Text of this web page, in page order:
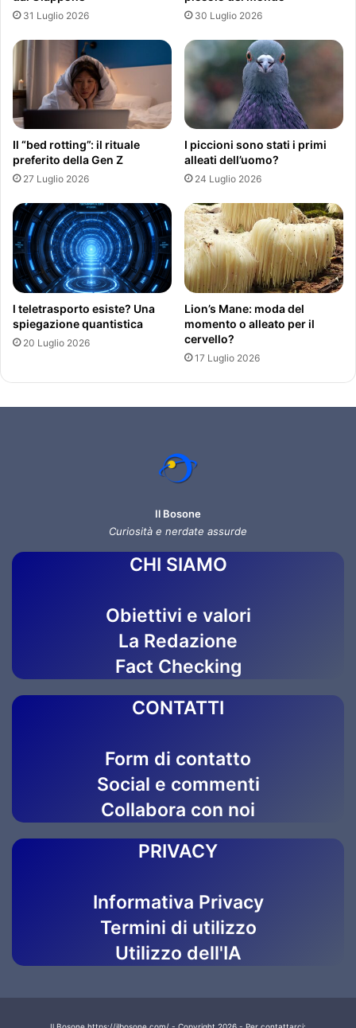
31 Luglio 2026 30 Luglio 2026
Il “bed rotting”: il rituale
preferito della Gen Z
27 Luglio 2026
I piccioni sono stati i primi
alleati dell’uomo?
24 Luglio 2026
l teletrasporto esiste? Una
spiegazione quantistica
20 Luglio 2026
Lion’s Mane: moda del
momento o alleato per il
cervello?
17 Luglio 2026
Il Bosone
Curiosità e nerdate assurde
CHI SIAMO
Obiettivi e valori
La Redazione
Fact Checking
CONTATTI
Form di contatto
Social e commenti
Collabora con noi
PRIVACY
Informativa Privacy
Termini di utilizzo
Utilizzo dell'IA